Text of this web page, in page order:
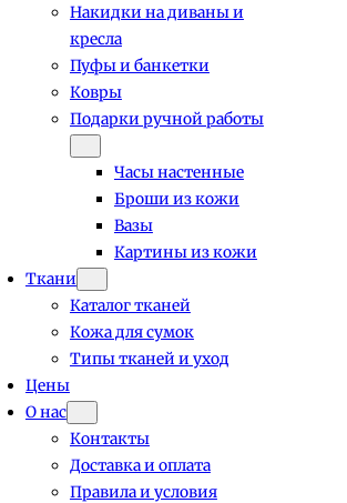
Накидки на диваны и
кресла
Пуфы и банкетки
Ковры
Подарки ручной работы
Часы настенные
Броши из кожи
Вазы
Картины из кожи
Ткани
Каталог тканей
Кожа для сумок
Типы тканей и уход
Цены
О нас
Контакты
Доставка и оплата
Правила и условия